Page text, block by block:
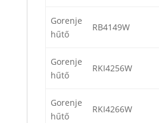
Gorenje
hűtő
RB4149W
Gorenje
hűtő
RKI4256W
Gorenje
hűtő
RKI4266W